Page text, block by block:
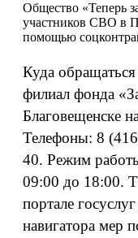
Общество «Теперь
участников СВО в
помощью
Куда
филиал фонда
Благовещенске
Телефоны: 8
40. Режим
09:00 до 18:00.
портале
навигатора мер